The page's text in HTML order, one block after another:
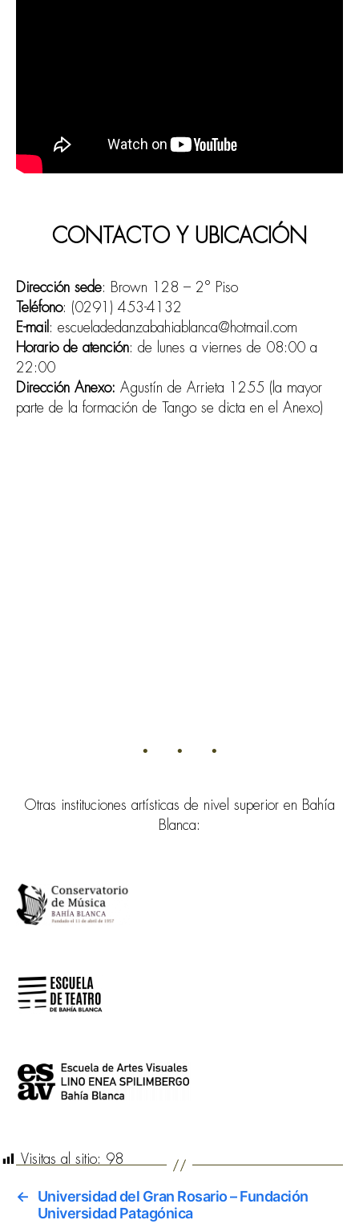
CONTACTO Y UBICACIÓN
Dirección sede: Brown 128 – 2° Piso
Teléfono: (0291) 453-4132
E-mail : escueladedanzabahiablanca@hotmail.com
Horario de atención: de lunes a viernes de 08:00 a
22:00
Dirección Anexo: Agustín de Arrieta 1255 (la mayor
parte de la formación de Tango se dicta en el Anexo)
Otras instituciones artísticas de nivel superior en Bahía
Blanca:
Visitas al sitio: 98
←
Universidad del Gran Rosario – Fundación
Universidad Patagónica